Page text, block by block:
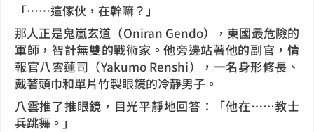
「……這傢伙，在幹嘛？」
那人正是鬼嵐玄道（Oniran Gendo），東國最危險的
軍師，智計無雙的戰術家。他旁邊站著他的副官，情
報官八雲蓮司（Yakumo Renshi），一名身形修長、
戴著頭巾和單片竹製眼鏡的冷靜男子。
八雲推了推眼鏡，目光平靜地回答：「他在……教士
兵跳舞。」